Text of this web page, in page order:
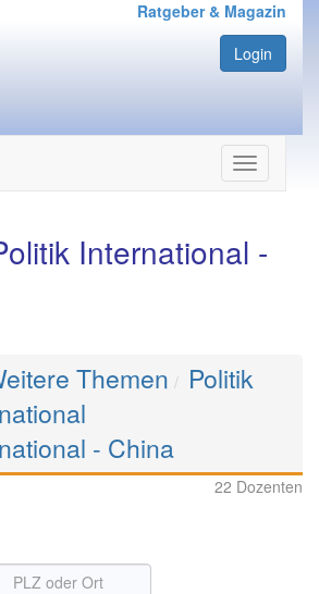
Ratgeber & Magazin
Login
Navigation
ein-/
International -
Themen
Politik
- China
22 Dozenten